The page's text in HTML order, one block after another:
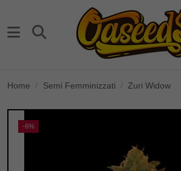
Home Semi Femminizzati Zuri Widow
-6%